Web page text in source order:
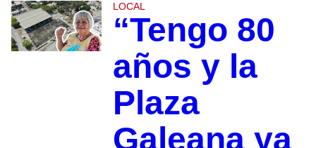
LOCAL
“Tengo 80
años y la
Plaza
Galeana ya